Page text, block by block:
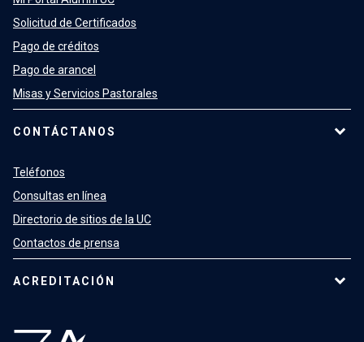
Solicitud de Certificados
Pago de créditos
Pago de arancel
Misas y Servicios Pastorales
CONTÁCTANOS
Teléfonos
Consultas en línea
Directorio de sitios de la UC
Contactos de prensa
ACREDITACIÓN